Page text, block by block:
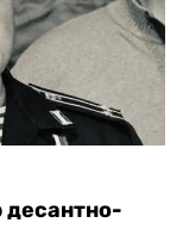
десантно-